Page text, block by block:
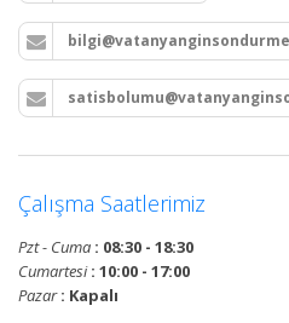
Çalışma Saatlerimiz
Pzt - Cuma : 08:30 - 18:30
Cumartesi: 10:00 - 17:00
Pazar: Kapalı